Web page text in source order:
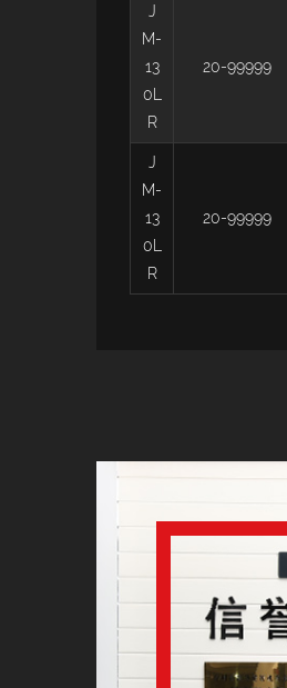
J
M-
13
0L
R
20-99999
J
M-
13
0L
R
20-99999